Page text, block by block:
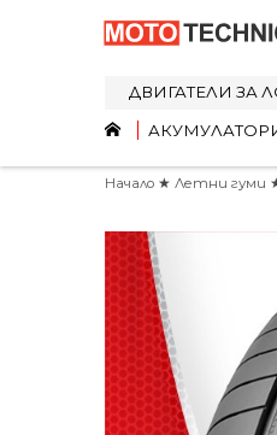
ДВИГАТЕЛИ ЗА
Начало ★ Летни гуми